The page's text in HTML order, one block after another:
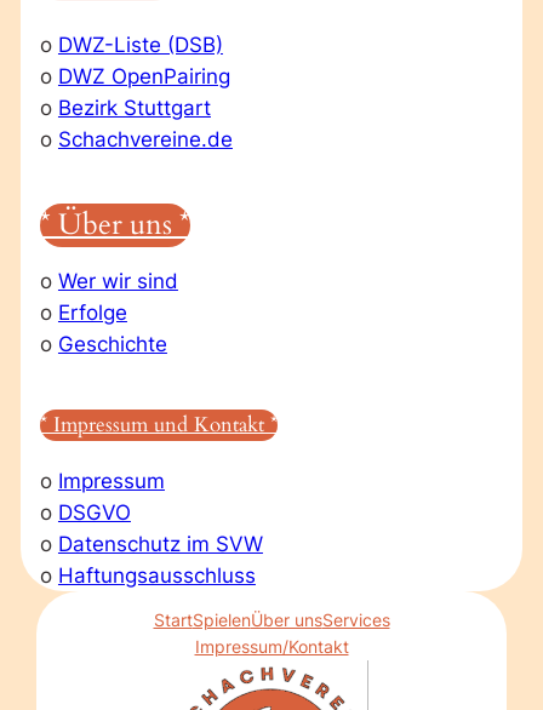
o DWZ-Liste (DSB)
o DWZ OpenPairing
o Bezirk Stuttgart
o Schachvereine.de
* Über uns *
o Wer wir sind
o Erfolge
o Geschichte
* Impressum und Kontakt *
o Impressum
o DSGVO
o Datenschutz im SVW
o Haftungsausschluss
StartSpielenÜber unsServices
Impressum/Kontakt